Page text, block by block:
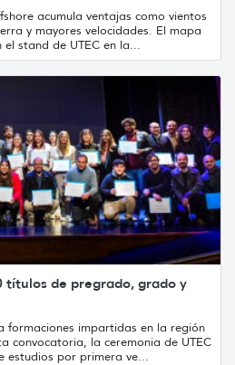
acumula ventajas como vientos
y mayores velocidades. El mapa
stand de UTEC en la...
títulos de pregrado, grado y
formaciones impartidas en la región
convocatoria, la ceremonia de UTEC
estudios por primera ve...